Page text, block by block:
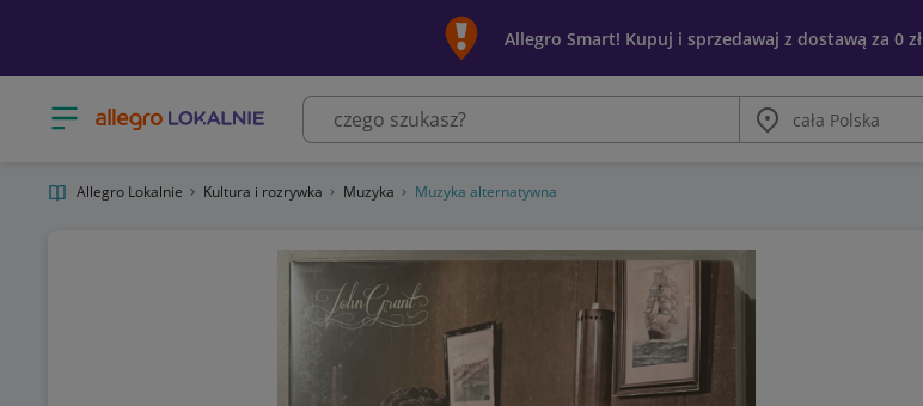
Allegro Smart! Kupuj i sprzedawaj z dostawą za 0 zł
Otwórz menu z kategoriami
Miasto
Allegro Lokalnie Kultura i rozrywka Muzyka Muzyka alternatywna